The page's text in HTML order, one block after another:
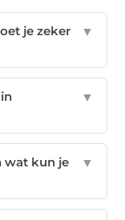
je zeker
▼
▼
wat kun je
▼